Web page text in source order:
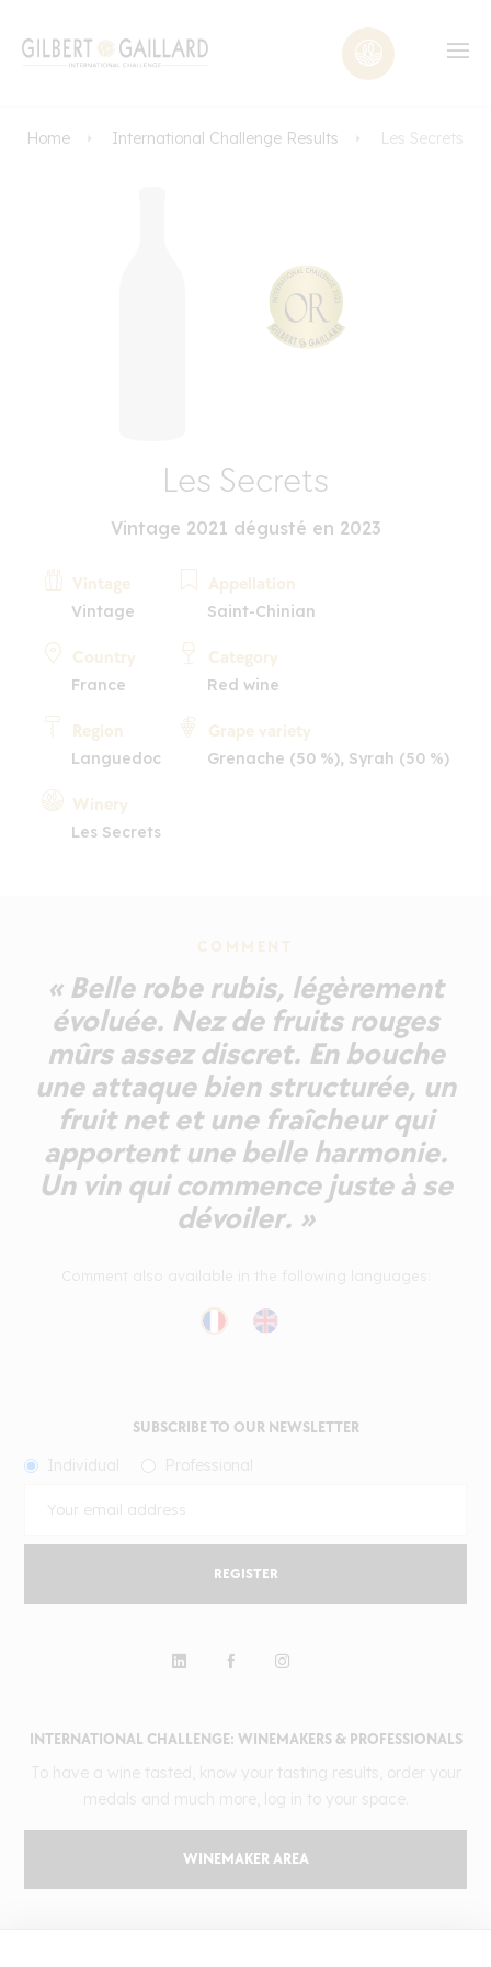
Home International Challenge Results Les Secrets
Les Secrets
Vintage 2021 dégusté en 2023
Vintage
Vintage
Country
France
Region
Languedoc
Winery
Les Secrets
Appellation
Saint-Chinian
Category
Red wine
Grape variety
Grenache (50 %), Syrah (50 %)
COMMENT
« Belle robe rubis, légèrement
évoluée. Nez de fruits rouges
mûrs assez discret. En bouche
une attaque bien structurée, un
fruit net et une fraîcheur qui
apportent une belle harmonie.
Un vin qui commence juste à se
dévoiler. »
INTERNATIONAL CHALLENGE: WINEMAKERS & PROFESSIONALS
WINEMAKER AREA
SUBSCRIBE TO OUR NEWSLETTER
REGISTER